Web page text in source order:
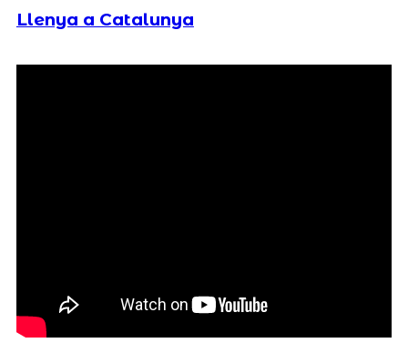
Llenya a Catalunya